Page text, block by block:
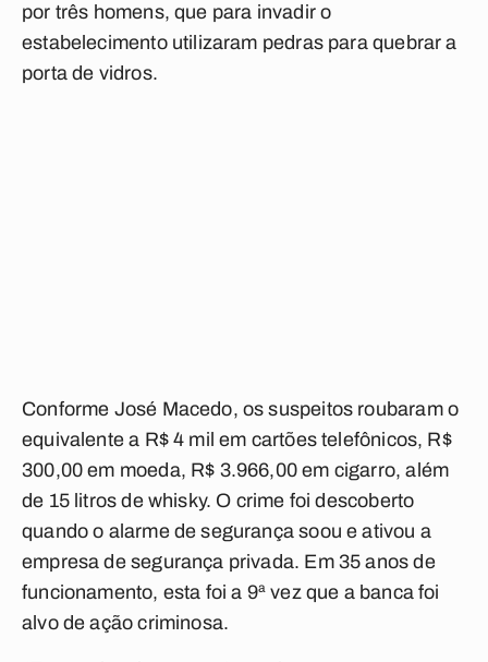
por três homens, que para invadir o
estabelecimento utilizaram pedras para quebrar a
porta de vidros.
Conforme José Macedo, os suspeitos roubaram o
equivalente a R$ 4 mil em cartões telefônicos, R$
300,00 em moeda, R$ 3.966,00 em cigarro, além
de 15 litros de whisky. O crime foi descoberto
quando o alarme de segurança soou e ativou a
empresa de segurança privada. Em 35 anos de
funcionamento, esta foi a 9ª vez que a banca foi
alvo de ação criminosa.